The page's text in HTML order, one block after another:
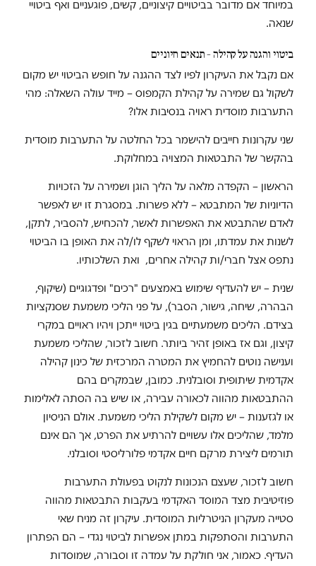
במיוחד אם מדובר בביטויים קיצוניים, קשים, פוגעניים ואף ביטויי
שנאה.
ביטוי והגנה על קהילה – תנאים חיוניים
אם נקבל את העיקרון לפיו לצד ההגנה על חופש הביטוי יש מקום
לשקול גם שמירה על קהילת הקמפוס – מייד עולה השאלה: מהי
התערבות מוסדית ראויה בנסיבות אלו?
שני עקרונות חייבים להישמר בכל החלטה על התערבות מוסדית
בהקשר של התבטאות המצויה במחלוקת.
הראשון – הקפדה מלאה על הליך הוגן ושמירה על הזכויות
הדיוניות של המתבטא – ללא פשרות. במסגרת זו יש לאפשר
לאדם שהתבטא את האפשרות לאשר, להכחיש, להסביר, לתקן,
לשנות את עמדתו, ומן הראוי לשקף לו/לה את האופן בו הביטוי
נתפס אצל חברי/ות קהילה אחרים, ואת השלכותיו.
שנית – יש להעדיף שימוש באמצעים "רכים" ופדגוגיים (שיקוף,
הבהרה, שיחה, גישור, הסבר), על פני הליכי משמעת שסנקציות
בצידם. הליכים משמעתיים בגין ביטוי ייתכן ויהיו ראויים במקרי
קיצון, וגם אז באופן זהיר ביותר. חשוב לזכור, שהליכי משמעת
וענישה נוטים להחמיץ את המטרה המרכזית של כינון קהילה
אקדמית שיתופית וסובלנית. כמובן, שבמקרים בהם
ההתבטאות מהווה לכאורה עבירה, או שיש בה הסתה לאלימות
או לגזענות – יש מקום לשקילת הליכי משמעת. אולם הניסיון
מלמד, שהליכים אלו עשויים להרתיע את הפרט, אך הם אינם
תורמים ליצירת מרקם חיים אקדמי פלורליסטי וסובלני.
חשוב לזכור, שעצם הנכונות לנקוט בפעולת התערבות
פוזיטיבית מצד המוסד האקדמי בעקבות התבטאות מהווה
סטייה מעקרון הניטרליות המוסדית. עיקרון זה מניח שאי
התערבות והסתפקות במתן אפשרות לביטוי נגדי – הם הפתרון
העדיף. כאמור, אני חולקת על עמדה זו וסבורה, שמוסדות